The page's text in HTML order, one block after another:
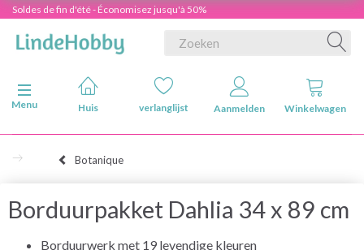
Soldes de fin d'été - Économisez jusqu'à 50%
Navigatie in-/uitschakelen
Menu
Huis verlanglijst Aanmelden Winkelwagen
Botanique
Borduurpakket Dahlia 34 x 89 cm
Borduurwerk met 19 levendige kleuren